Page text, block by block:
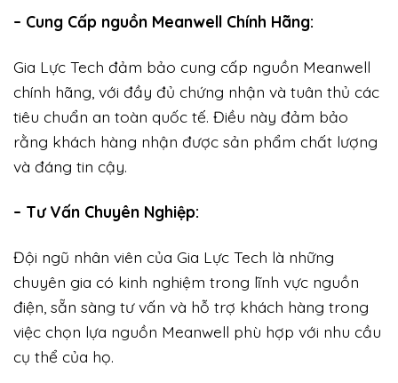
– Cung Cấp nguồn Meanwell Chính Hãng:
Gia Lực Tech đảm bảo cung cấp nguồn Meanwell
chính hãng, với đầy đủ chứng nhận và tuân thủ các
tiêu chuẩn an toàn quốc tế. Điều này đảm bảo
rằng khách hàng nhận được sản phẩm chất lượng
và đáng tin cậy.
– Tư Vấn Chuyên Nghiệp:
Đội ngũ nhân viên của Gia Lực Tech là những
chuyên gia có kinh nghiệm trong lĩnh vực nguồn
điện, sẵn sàng tư vấn và hỗ trợ khách hàng trong
việc chọn lựa nguồn Meanwell phù hợp với nhu cầu
cụ thể của họ.